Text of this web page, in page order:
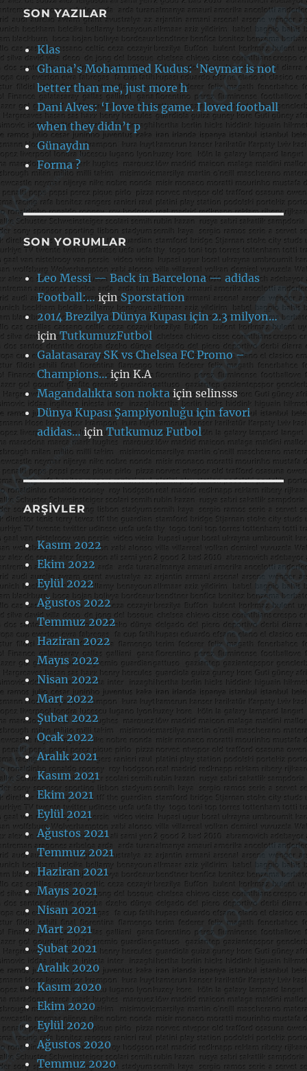
SON YAZILAR
Klas
Ghana’s Mohammed Kudus: ‘Neymar is not
better than me, just more h
Dani Alves: ‘I love this game. I loved football
when they didn’t p
Günaydın
Forma ?
SON YORUMLAR
Leo Messi — Back in Barcelona — adidas
Football:…içinSporstation
2014 Brezilya Dünya Kupası için 2.3 milyon…
içinTutkumuzFutbol
Galatasaray SK vs Chelsea FC Promo –
Champions…içinK.A
Magandalıkta son nokta içinselinsss
Dünya Kupası Şampiyonluğu için favori
adidas…içinTutkumuz Futbol
ARŞIVLER
Kasım 2022
Ekim 2022
Eylül 2022
Ağustos 2022
Temmuz 2022
Haziran 2022
Mayıs 2022
Nisan 2022
Mart 2022
Şubat 2022
Ocak 2022
Aralık 2021
Kasım 2021
Ekim 2021
Eylül 2021
Ağustos 2021
Temmuz 2021
Haziran 2021
Mayıs 2021
Nisan 2021
Mart 2021
Şubat 2021
Aralık 2020
Kasım 2020
Ekim 2020
Eylül 2020
Ağustos 2020
Temmuz 2020